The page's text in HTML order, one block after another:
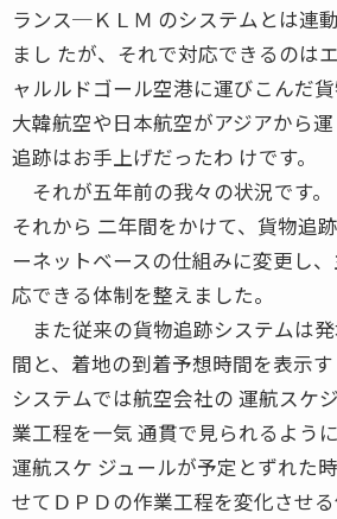
ランス─ＫＬＭ のシステムとは連
まし たが、それで対応できるのは
ャルルドゴール空港に運びこんだ貨
大韓航空や日本航空がアジアから
追跡はお手上げだったわ けです。
それが五年前の我々の状況です。
それから 二年間をかけて、貨物追
ーネットベースの仕組みに変更し
応できる体制を整えました。
また従来の貨物追跡システムは
間と、着地の到着予想時間を表示
システムでは航空会社の 運航スケ
業工程を一気 通貫で見られるよう
運航スケ ジュールが予定とずれた
せてＤＰＤの作業工程を変化させ